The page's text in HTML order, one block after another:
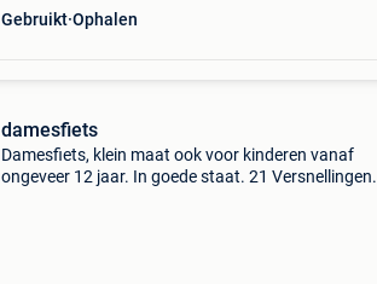
Gebruikt Ophalen
damesfiets
Damesfiets, klein maat ook voor kinderen vanaf
ongeveer 12 jaar. In goede staat. 21 Versnellingen.